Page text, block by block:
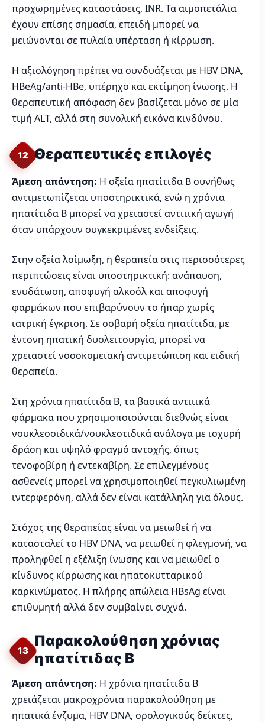
προχωρημένες καταστάσεις, INR. Τα αιμοπετάλια
έχουν επίσης σημασία, επειδή μπορεί να
μειώνονται σε πυλαία υπέρταση ή κίρρωση.
Η αξιολόγηση πρέπει να συνδυάζεται με HBV DNA,
HBeAg/anti-HBe, υπέρηχο και εκτίμηση ίνωσης. Η
θεραπευτική απόφαση δεν βασίζεται μόνο σε μία
τιμή ALT, αλλά στη συνολική εικόνα κινδύνου.
12 Θεραπευτικές επιλογές
Άμεση απάντηση: Η οξεία ηπατίτιδα Β συνήθως
αντιμετωπίζεται υποστηρικτικά, ενώ η χρόνια
ηπατίτιδα Β μπορεί να χρειαστεί αντιιική αγωγή
όταν υπάρχουν συγκεκριμένες ενδείξεις.
Στην οξεία λοίμωξη, η θεραπεία στις περισσότερες
περιπτώσεις είναι υποστηρικτική: ανάπαυση,
ενυδάτωση, αποφυγή αλκοόλ και αποφυγή
φαρμάκων που επιβαρύνουν το ήπαρ χωρίς
ιατρική έγκριση. Σε σοβαρή οξεία ηπατίτιδα, με
έντονη ηπατική δυσλειτουργία, μπορεί να
χρειαστεί νοσοκομειακή αντιμετώπιση και ειδική
θεραπεία.
Στη χρόνια ηπατίτιδα Β, τα βασικά αντιιικά
φάρμακα που χρησιμοποιούνται διεθνώς είναι
νουκλεοσιδικά/νουκλεοτιδικά ανάλογα με ισχυρή
δράση και υψηλό φραγμό αντοχής, όπως
τενοφοβίρη ή εντεκαβίρη. Σε επιλεγμένους
ασθενείς μπορεί να χρησιμοποιηθεί πεγκυλιωμένη
ιντερφερόνη, αλλά δεν είναι κατάλληλη για όλους.
Στόχος της θεραπείας είναι να μειωθεί ή να
κατασταλεί το HBV DNA, να μειωθεί η φλεγμονή, να
προληφθεί η εξέλιξη ίνωσης και να μειωθεί ο
κίνδυνος κίρρωσης και ηπατοκυτταρικού
καρκινώματος. Η πλήρης απώλεια HBsAg είναι
επιθυμητή αλλά δεν συμβαίνει συχνά.
13
Παρακολούθηση χρόνιας
ηπατίτιδας Β
Άμεση απάντηση: Η χρόνια ηπατίτιδα Β
χρειάζεται μακροχρόνια παρακολούθηση με
ηπατικά ένζυμα, HBV DNA, ορολογικούς δείκτες,